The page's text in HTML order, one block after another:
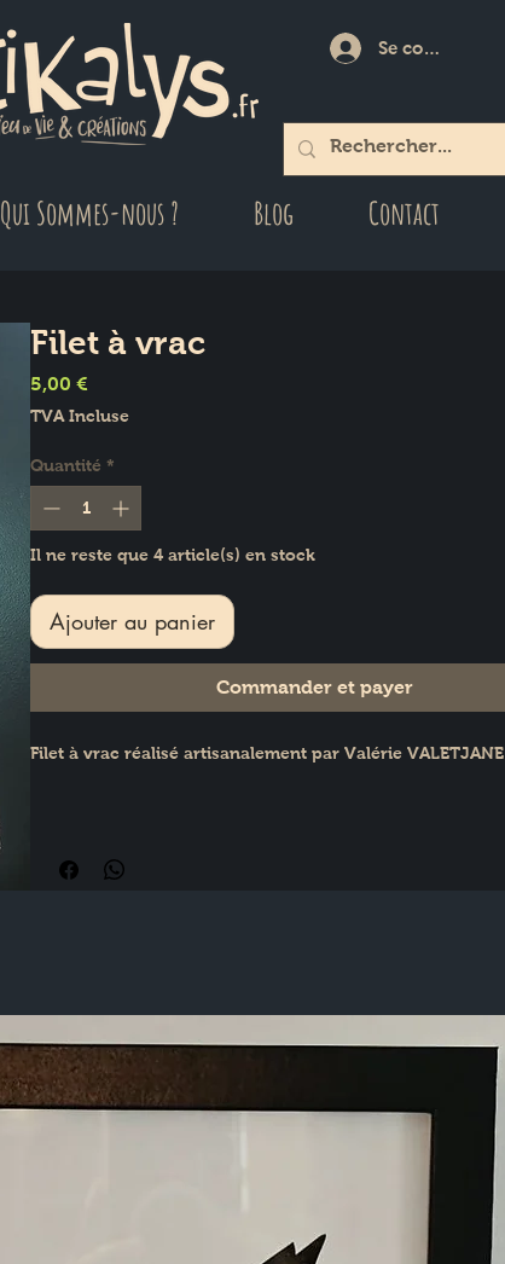
Se connecter
Qui Sommes-nous ? Blog Contact
Filet à vrac
5,00 €
TVA Incluse
Quantité *
Il ne reste que 4 article(s) en stock
Ajouter au panier
Commander et payer
Filet à vrac réalisé artisanalement par Valérie VALETJANE